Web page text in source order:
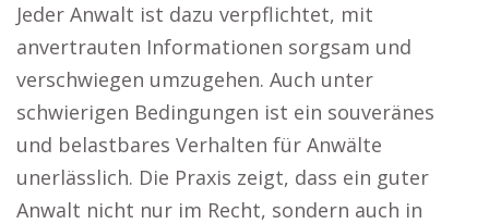
Jeder Anwalt ist dazu verpflichtet, mit
anvertrauten Informationen sorgsam und
verschwiegen umzugehen. Auch unter
schwierigen Bedingungen ist ein souveränes
und belastbares Verhalten für Anwälte
unerlässlich. Die Praxis zeigt, dass ein guter
Anwalt nicht nur im Recht, sondern auch in